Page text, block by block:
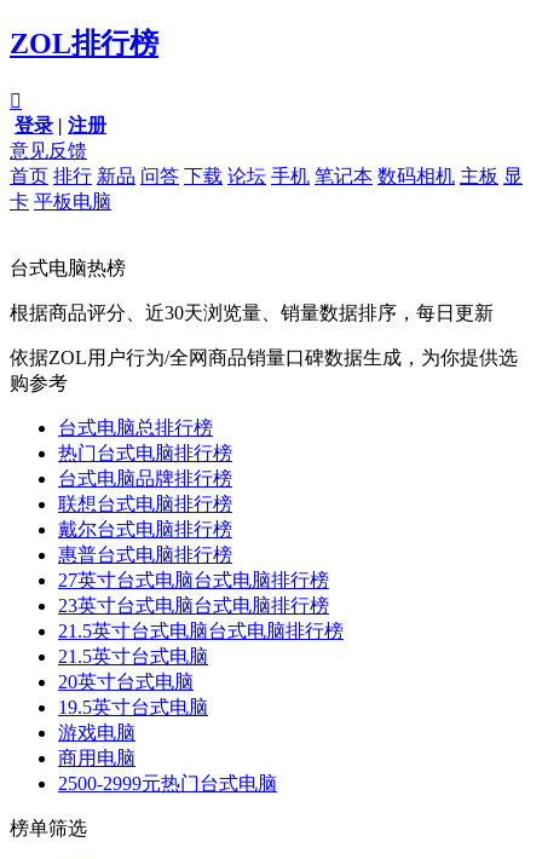
ZOL排行榜

登录 | 注册
意见反馈
首页 排行 新品 问答 下载 论坛 手机 笔记本 数码相机 主板 显
卡 平板电脑
台式电脑热榜
根据商品评分、近30天浏览量、销量数据排序，每日更新
依据ZOL用户行为/全网商品销量口碑数据生成，为你提供选
购参考
台式电脑总排行榜
热门台式电脑排行榜
台式电脑品牌排行榜
联想台式电脑排行榜
戴尔台式电脑排行榜
惠普台式电脑排行榜
27英寸台式电脑台式电脑排行榜
23英寸台式电脑台式电脑排行榜
21.5英寸台式电脑台式电脑排行榜
21.5英寸台式电脑
20英寸台式电脑
19.5英寸台式电脑
游戏电脑
商用电脑
2500-2999元热门台式电脑
榜单筛选